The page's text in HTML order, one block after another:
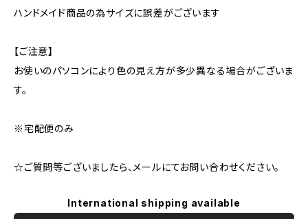
ハンドメイド商品の為サイズに誤差がございます
【ご注意】
お使いのパソコンにより色の見え方が多少異なる場合がございま
す。
※宅配便のみ
☆ご質問等ございましたら、メールにてお問い合わせください。
International shipping available